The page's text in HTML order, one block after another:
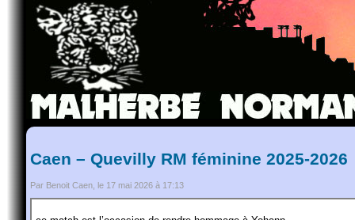
Caen – Quevilly RM féminine 2025-2026
Par Benoit Caen, le 17 mai 2026 à 17:13